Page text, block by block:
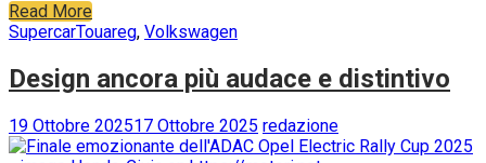
Read More
SupercarTouareg, Volkswagen
Design ancora più audace e distintivo
19 Ottobre 202517 Ottobre 2025 redazione